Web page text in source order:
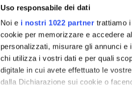
Uso responsabile dei dati
Noi e i nostri 1022 partner trattiamo
cookie per memorizzare e accedere
personalizzati, misurare gli annunci
chi utilizza i vostri dati e per quali
digitale in cui avete effettuato le
dalla Dichiarazione sui cookie o